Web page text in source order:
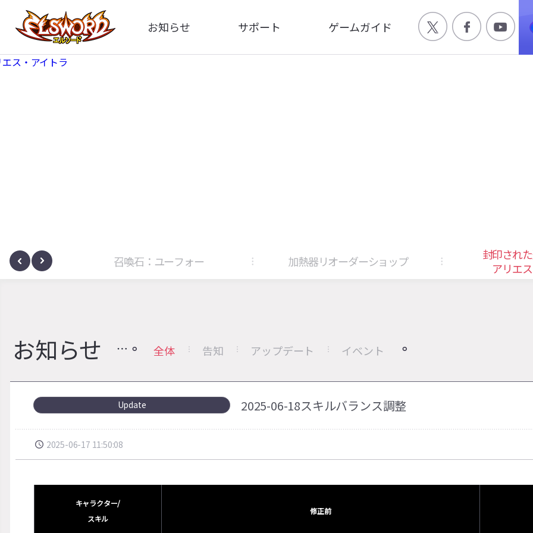
お知らせ
全体
サポート
FAQ
ゲームガイド
ゲーム特徴
サノヴァ 召喚石：ユーフォー 加熱器リオーダーショップ
封印され
アリエ
お知らせ 全体 告知 アップデート イベント
Update 2025-06-18スキルバランス調整
2025-06-17 11:50:08
キャラクター/
スキル
修正前